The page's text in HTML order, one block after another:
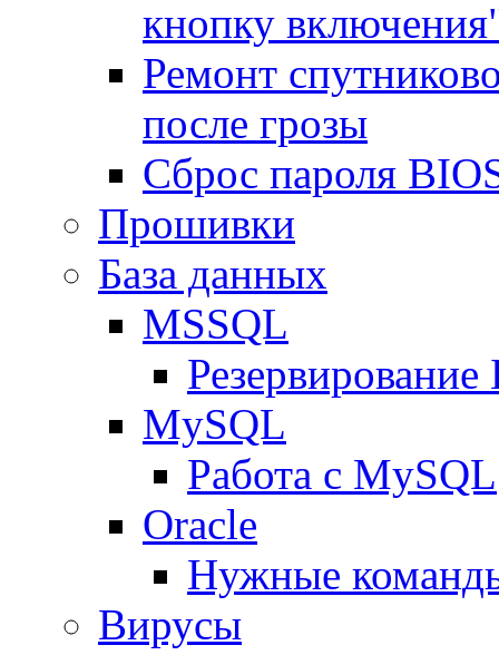
кнопку
Ремонт
после грозы
Сброс пароля
Прошивки
База данных
MSSQL
MySQL
Работа с MySQL
Oracle
Нужные
Вирусы